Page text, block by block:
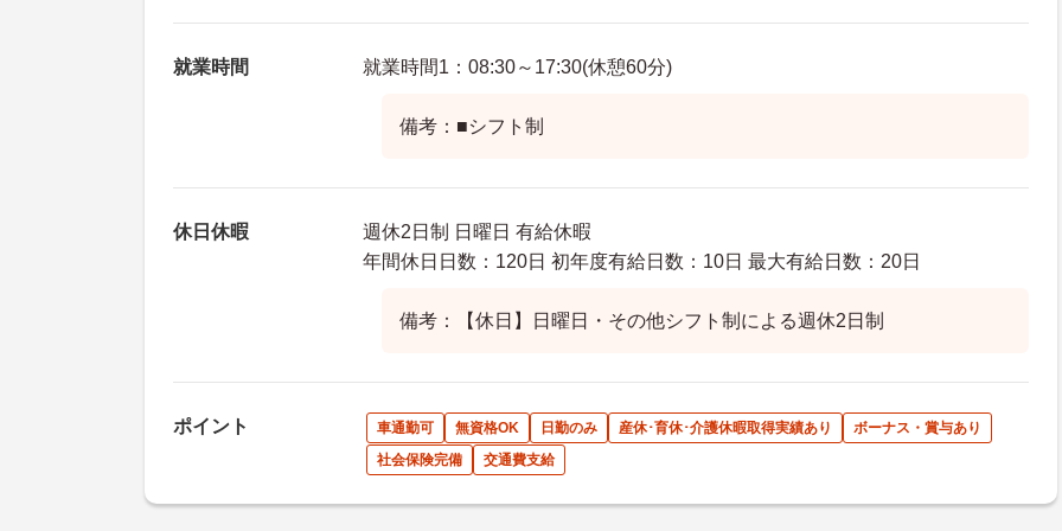
就業時間 就業時間1：08:30～17:30(休憩60分)
備考：■シフト制
休日休暇
週休2日制 日曜日 有給休暇
年間休日日数：120日 初年度有給日数：10日 最大有給日数：20日
備考：【休日】日曜日・その他シフト制による週休2日制
ポイント 車通勤可 無資格OK 日勤のみ 産休･育休･介護休暇取得実績あり
ボーナス・賞与あり
社会保険完備
交通費支給